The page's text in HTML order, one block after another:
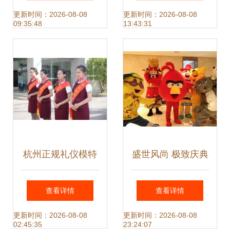
盛典
更新时间：2026-08-08
09:35:48
精致融合
更新时间：2026-08-08
13:43:31
杭州正规礼仪模特
公司 专业礼仪庆典
服务品质保证
查看详情
更新时间：2026-08-08
02:45:35
盛世风尚 极致庆典
的艺术与秩序
查看详情
更新时间：2026-08-08
23:24:07